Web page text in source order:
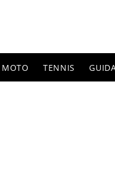
MOTO TENNIS